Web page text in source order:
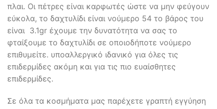
πλαι. Οι πέτρες είναι καρφωτές ώστε να μην φεύγουν
εύκολα, το δαχτυλίδι είναι νούμερο 54 το βάρος του
είναι 3.1gr έχουμε την δυνατότητα να σας το
φταίξουμε το δαχτυλίδι σε οποιοδήποτε νούμερο
επιθυμείτε. υποαλλεργικό ιδανικό για όλες τις
επιδερμίδες ακόμη και για τις πιο ευαίσθητες
επιδερμίδες.
Σε όλα τα κοσμήματα μας παρέχετε γραπτή εγγύηση